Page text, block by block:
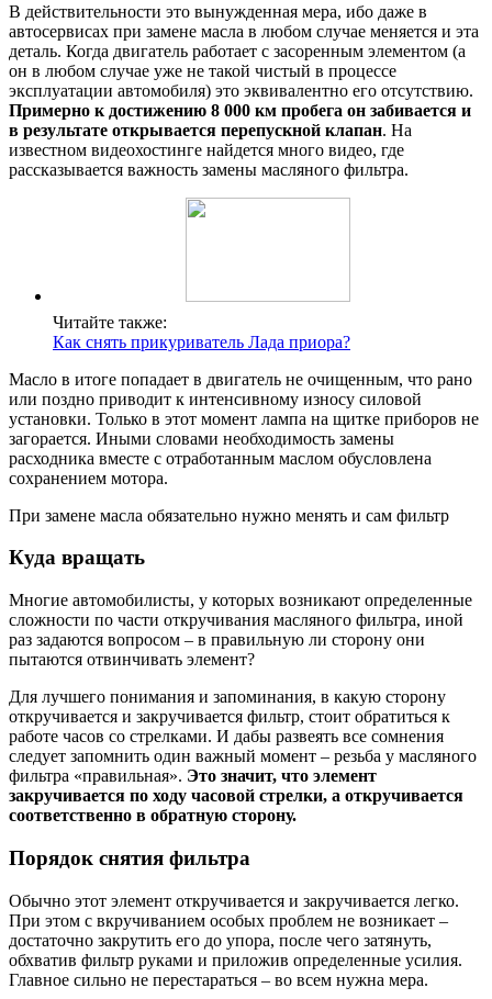
В действительности это вынужденная мера, ибо даже в
автосервисах при замене масла в любом случае меняется и эта
деталь. Когда двигатель работает с засоренным элементом (а
он в любом случае уже не такой чистый в процессе
эксплуатации автомобиля) это эквивалентно его отсутствию.
Примерно к достижению 8 000 км пробега он забивается и
в результате открывается перепускной клапан. На
известном видеохостинге найдется много видео, где
рассказывается важность замены масляного фильтра.
Читайте также:
Как снять прикуриватель Лада приора?
Масло в итоге попадает в двигатель не очищенным, что рано
или поздно приводит к интенсивному износу силовой
установки. Только в этот момент лампа на щитке приборов не
загорается. Иными словами необходимость замены
расходника вместе с отработанным маслом обусловлена
сохранением мотора.
При замене масла обязательно нужно менять и сам фильтр
Куда вращать
Многие автомобилисты, у которых возникают определенные
сложности по части откручивания масляного фильтра, иной
раз задаются вопросом – в правильную ли сторону они
пытаются отвинчивать элемент?
Для лучшего понимания и запоминания, в какую сторону
откручивается и закручивается фильтр, стоит обратиться к
работе часов со стрелками. И дабы развеять все сомнения
следует запомнить один важный момент – резьба у масляного
фильтра «правильная». Это значит, что элемент
закручивается по ходу часовой стрелки, а откручивается
соответственно в обратную сторону.
Порядок снятия фильтра
Обычно этот элемент откручивается и закручивается легко.
При этом с вкручиванием особых проблем не возникает –
достаточно закрутить его до упора, после чего затянуть,
обхватив фильтр руками и приложив определенные усилия.
Главное сильно не перестараться – во всем нужна мера.